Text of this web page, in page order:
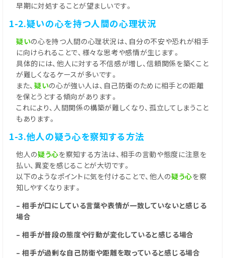
早期に対処することが望ましいです。
1-2.疑いの心を持つ人間の心理状況
疑いの心を持つ人間の心理状況は、自分の不安や恐れが相手
に向けられることで、様々な思考や感情が生じます。
具体的には、他人に対する不信感が増し、信頼関係を築くこと
が難しくなるケースが多いです。
また、 疑いの心が強い人は、自己防衛のために相手との距離
を保とうとする傾向があります。
これにより、人間関係の構築が難しくなり、孤立してしまうこと
もあります。
1-3.他人の疑う心を察知する方法
他人の疑う心を察知する方法は、相手の言動や態度に注意を
払い、異変を感じることが大切です。
以下のようなポイントに気を付けることで、他人の疑う心を察
知しやすくなります。
– 相手が口にしている言葉や表情が一致していないと感じる
場合
– 相手が普段の態度や行動が変化していると感じる場合
– 相手が過剰な自己防衛や距離を取っていると感じる場合